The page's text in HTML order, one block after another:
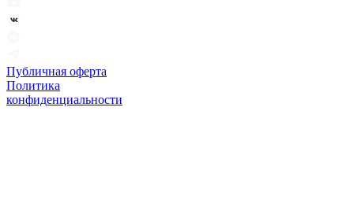
Публичная оферта
Политика
конфиденциальности